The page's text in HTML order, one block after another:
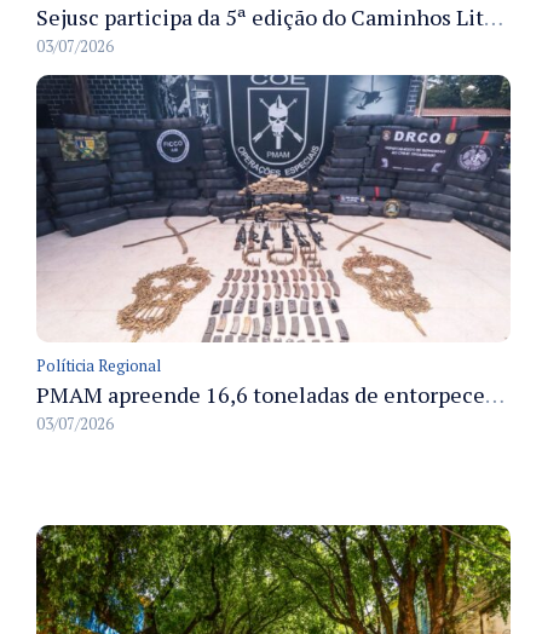
Sejusc participa da 5ª edição do Caminhos Literários com foco na cultura hip-hop nas unidades socioeducativas
03/07/2026
Políticia Regional
PMAM apreende 16,6 toneladas de entorpecentes e registra aumento nas prisões em flagrante e nas capturas de foragidos no primeiro semestre de 2026
03/07/2026